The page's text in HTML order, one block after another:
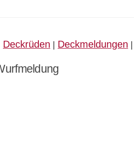
Deckrüden | Deckmeldungen |